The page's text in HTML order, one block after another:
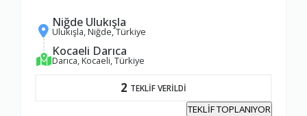
Niğde Ulukışla
Ulukışla, Niğde, Türkiye
Kocaeli Darıca
Darıca, Kocaeli, Türkiye
2 TEKLİF VERİLDİ
TEKLİF TOPLANIYOR
Yorumunuz